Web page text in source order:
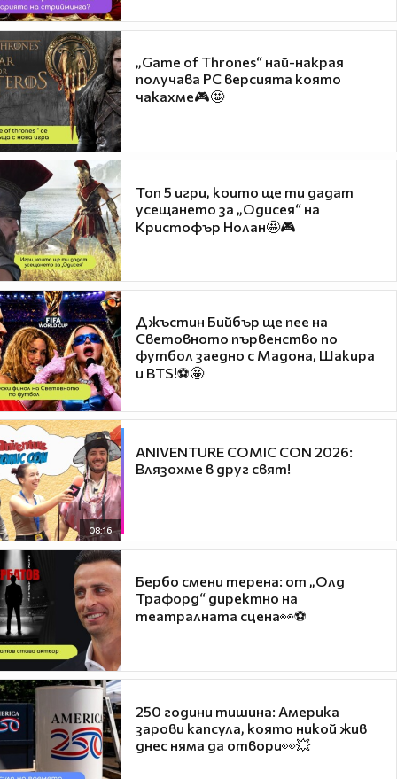
„Game of Thrones“ най-накрая
получава PC версията която
чакахме🎮🤩
Топ 5 игри, които ще ти дадат
усещането за „Одисея“ на
Кристофър Нолан🤩🎮
Джъстин Бийбър ще пее на
Световното първенство по
футбол заедно с Мадона, Шакира
и BTS!⚽🤩
08:16
ANIVENTURE COMIC CON 2026:
Влязохме в друг свят!
Бербо смени терена: от „Олд
Трафорд“ директно на
театралната сцена👀⚽
250 години тишина: Америка
зарови капсула, която никой жив
днес няма да отвори👀💥